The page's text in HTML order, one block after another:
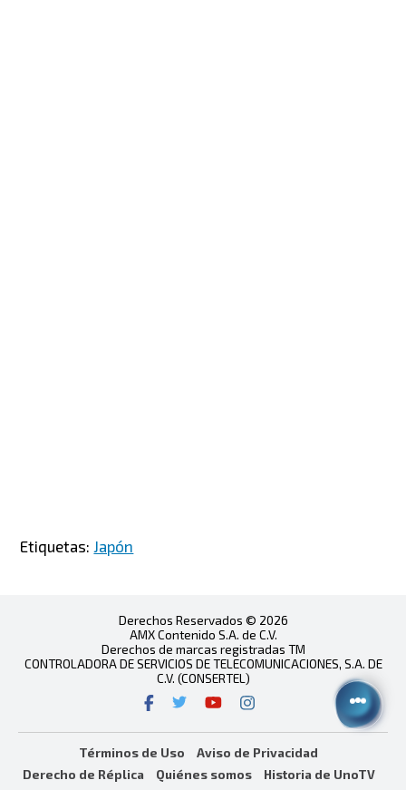
Etiquetas: Japón
Derechos Reservados © 2026
AMX Contenido S.A. de C.V.
Derechos de marcas registradas TM
CONTROLADORA DE SERVICIOS DE TELECOMUNICACIONES, S.A. DE
C.V. (CONSERTEL)
Términos de Uso
Aviso de Privacidad
Derecho de Réplica
Quiénes somos
Historia de UnoTV